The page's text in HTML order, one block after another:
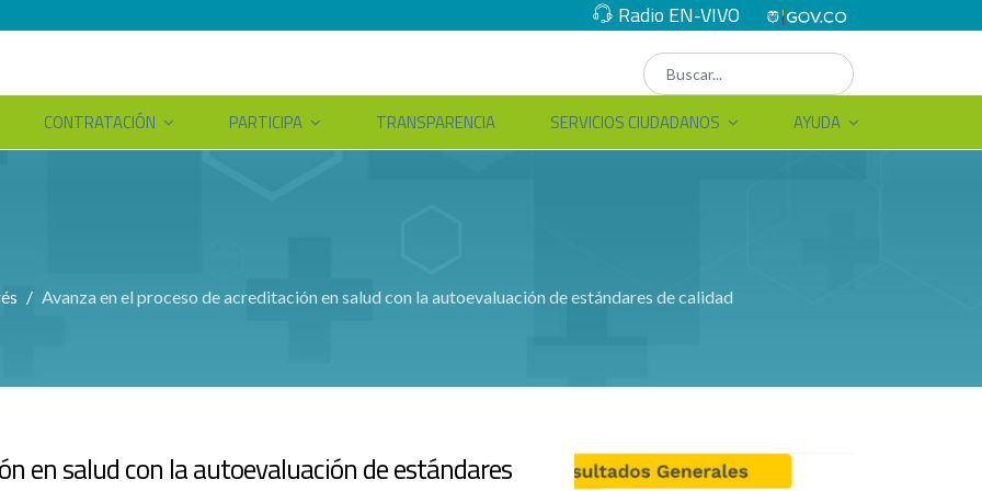
Radio EN-VIVO
CONTRATACIÓN PARTICIPA TRANSPARENCIA SERVICIOS CIUDADANOS AYUDA
Avanza en el proceso de acreditación en salud con la autoevaluación de estándares de calidad
en salud con la autoevaluación de estándares